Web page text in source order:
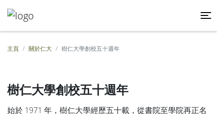
主頁 關於仁大 樹仁大學創校五十週年
樹仁大學創校五十週年
始於 1971 年，樹仁大學經歷五十載，從書院至學院再正名